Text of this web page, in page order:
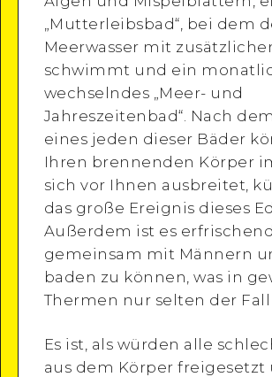
„Mutterleibsbad“, bei dem
Meerwasser mit
schwimmt und ein
wechselndes „Meer- und
Jahreszeitenbad“. Nach
eines jeden dieser Bäder
Ihren brennenden Körper
sich vor Ihnen ausbreitet,
das große Ereignis dieses
Außerdem ist es
gemeinsam mit Männern
baden zu können, was in
Thermen nur selten der Fall
Es ist, als würden alle
aus dem Körper freigesetzt